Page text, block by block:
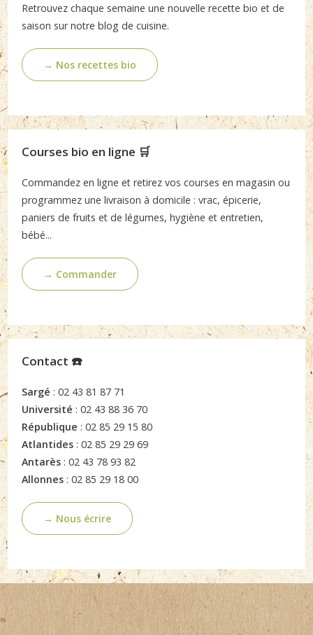
Retrouvez chaque semaine une nouvelle recette bio et de
saison sur notre blog de cuisine.
→ Nos recettes bio
Courses bio en ligne 🛒
Commandez en ligne et retirez vos courses en magasin ou
programmez une livraison à domicile : vrac, épicerie,
paniers de fruits et de légumes, hygiène et entretien,
bébé...
→ Commander
Contact ☎️
Sargé : 02 43 81 87 71
Université : 02 43 88 36 70
République : 02 85 29 15 80
Atlantides : 02 85 29 29 69
Antarès : 02 43 78 93 82
Allonnes : 02 85 29 18 00
→ Nous écrire